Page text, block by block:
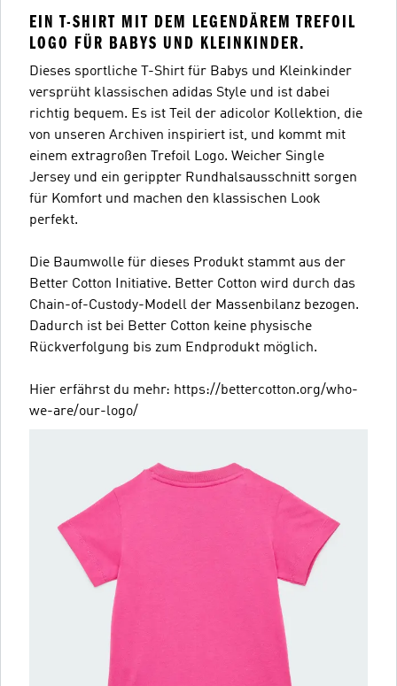
EIN T-SHIRT MIT DEM LEGENDÄREM TREFOIL
LOGO FÜR BABYS UND KLEINKINDER.
Dieses sportliche T-Shirt für Babys und Kleinkinder
versprüht klassischen adidas Style und ist dabei
richtig bequem. Es ist Teil der adicolor Kollektion, die
von unseren Archiven inspiriert ist, und kommt mit
einem extragroßen Trefoil Logo. Weicher Single
Jersey und ein gerippter Rundhalsausschnitt sorgen
für Komfort und machen den klassischen Look
perfekt.
Die Baumwolle für dieses Produkt stammt aus der
Better Cotton Initiative. Better Cotton wird durch das
Chain-of-Custody-Modell der Massenbilanz bezogen.
Dadurch ist bei Better Cotton keine physische
Rückverfolgung bis zum Endprodukt möglich.
Hier erfährst du mehr: https://bettercotton.org/who-
we-are/our-logo/